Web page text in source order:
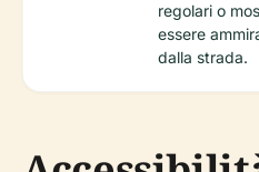
regolari o
essere
dalla strada.